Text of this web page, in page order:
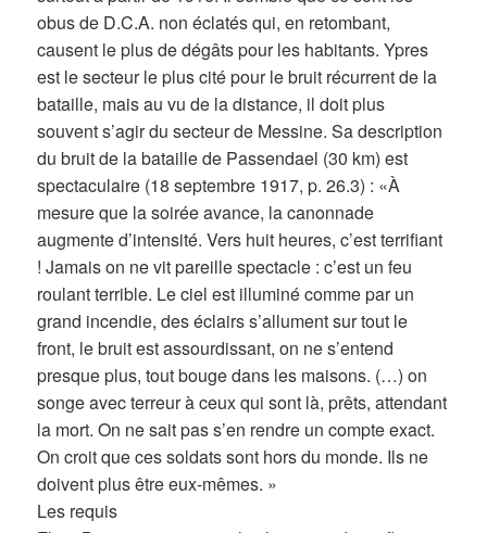
obus de D.C.A. non éclatés qui, en retombant,
causent le plus de dégâts pour les habitants. Ypres
est le secteur le plus cité pour le bruit récurrent de la
bataille, mais au vu de la distance, il doit plus
souvent s’agir du secteur de Messine. Sa description
du bruit de la bataille de Passendael (30 km) est
spectaculaire (18 septembre 1917, p. 26.3) : «À
mesure que la soirée avance, la canonnade
augmente d’intensité. Vers huit heures, c’est terrifiant
! Jamais on ne vit pareille spectacle : c’est un feu
roulant terrible. Le ciel est illuminé comme par un
grand incendie, des éclairs s’allument sur tout le
front, le bruit est assourdissant, on ne s’entend
presque plus, tout bouge dans les maisons. (…) on
songe avec terreur à ceux qui sont là, prêts, attendant
la mort. On ne sait pas s’en rendre un compte exact.
On croit que ces soldats sont hors du monde. Ils ne
doivent plus être eux-mêmes. »
Les requis